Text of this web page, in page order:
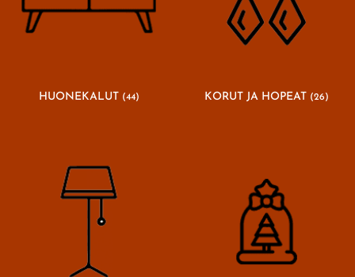
HUONEKALUT (44) KORUT JA HOPEAT (26)